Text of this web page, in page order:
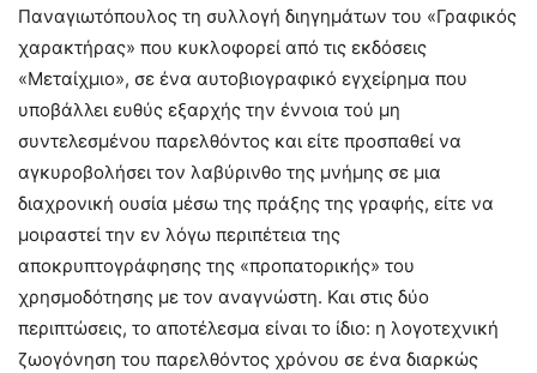
Παναγιωτόπουλος τη συλλογή διηγημάτων του «Γραφικός
χαρακτήρας» που κυκλοφορεί από τις εκδόσεις
«Μεταίχμιο», σε ένα αυτοβιογραφικό εγχείρημα που
υποβάλλει ευθύς εξαρχής την έννοια τού μη
συντελεσμένου παρελθόντος και είτε προσπαθεί να
αγκυροβολήσει τον λαβύρινθο της μνήμης σε μια
διαχρονική ουσία μέσω της πράξης της γραφής, είτε να
μοιραστεί την εν λόγω περιπέτεια της
αποκρυπτογράφησης της «προπατορικής» του
χρησμοδότησης με τον αναγνώστη. Και στις δύο
περιπτώσεις, το αποτέλεσμα είναι το ίδιο: η λογοτεχνική
ζωογόνηση του παρελθόντος χρόνου σε ένα διαρκώς